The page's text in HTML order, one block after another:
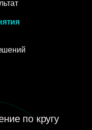
по кругу